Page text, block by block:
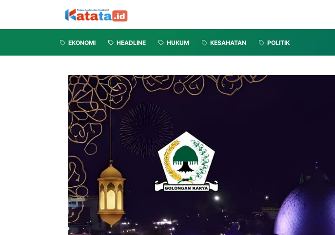
EKONOMI HEADLINE HUKUM KESAHATAN POLITIK